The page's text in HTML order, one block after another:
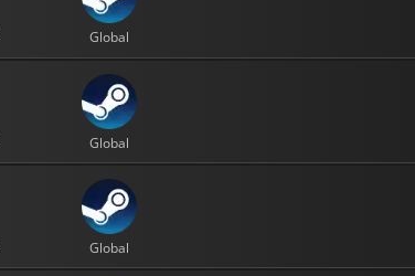
Global
Global
Global